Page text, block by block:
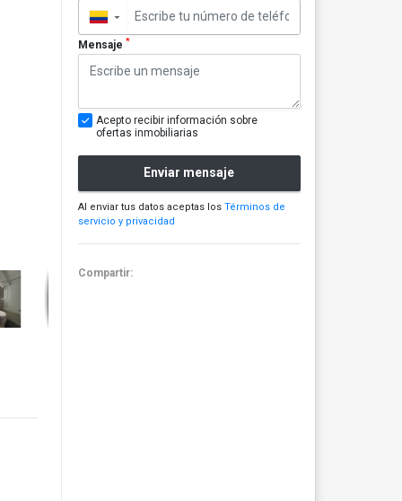
▼
Mensaje *
Acepto recibir información sobre
ofertas inmobiliarias
Enviar mensaje
Al enviar tus datos aceptas los Términos de
servicio y privacidad
Compartir: